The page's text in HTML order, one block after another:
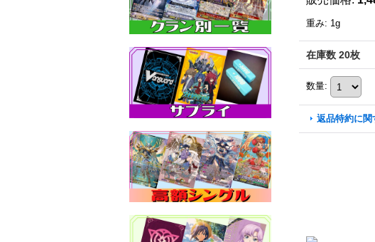
重み: 1g
在庫数 20枚
数量:
返品特約に関